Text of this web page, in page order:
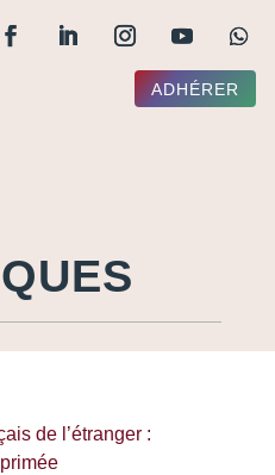
ADHÉRER
de l’étranger :